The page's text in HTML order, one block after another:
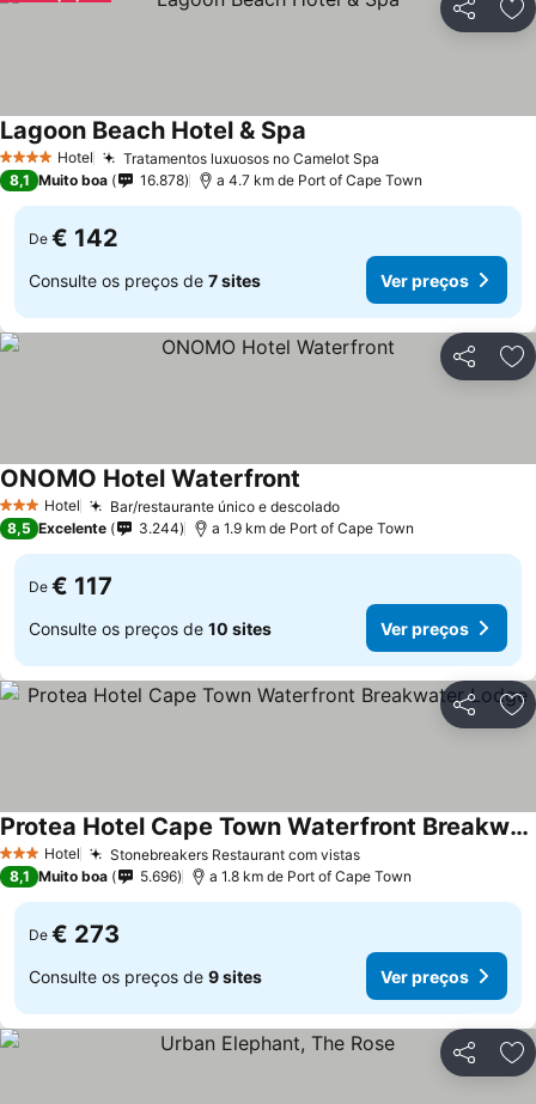
Partilhar
4 EstrelasHotel Tratamentos luxuosos no Camelot Spa
Lagoon Beach Hotel & Spa
8,1 Muito boa 16.878 a 4.7 km de Port of Cape Town
De € 142
Consulte os preços de 7 sites Ver preços
Partilhar
3 EstrelasHotel Bar/restaurante único e descolado
ONOMO Hotel Waterfront
8,5 Excelente 3.244 a 1.9 km de Port of Cape Town
De € 117
Consulte os preços de 10 sites Ver preços
Partilhar
3 EstrelasHotel Stonebreakers Restaurant com vistas
Protea Hotel Cape Town Waterfront Breakwater Lodge
8,1 Muito boa 5.696 a 1.8 km de Port of Cape Town
De € 273
Consulte os preços de 9 sites Ver preços
Partilhar